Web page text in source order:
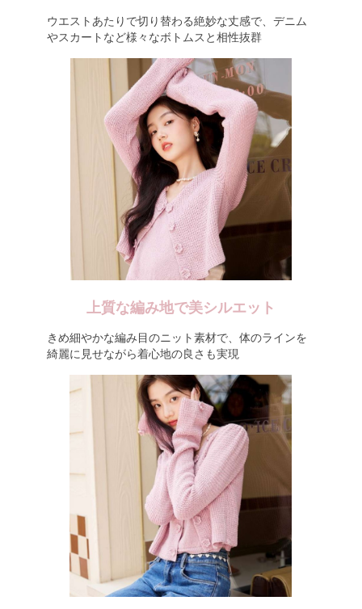
ウエストあたりで切り替わる絶妙な丈感で、デニム
やスカートなど様々なボトムスと相性抜群
上質な編み地で美シルエット
きめ細やかな編み目のニット素材で、体のラインを
綺麗に見せながら着心地の良さも実現